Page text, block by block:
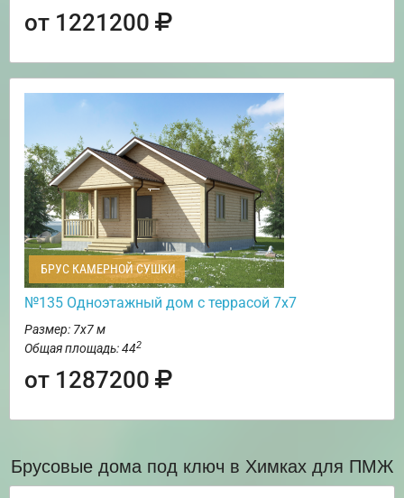
от 1221200
БРУС КАМЕРНОЙ СУШКИ
№135 Одноэтажный дом с террасой 7х7
Размер: 7х7 м
Общая площадь: 442
от 1287200
Брусовые дома под ключ в Химках для ПМЖ